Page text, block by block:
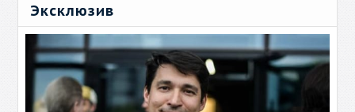
Эксклюзив